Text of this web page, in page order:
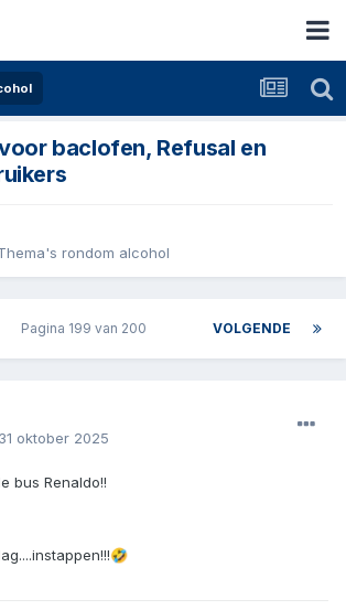
baclofen, Refusal en
rondom alcohol
VOLGENDE
Pagina 199 van 200
31 oktober 2025
bus Renaldo!!
🤣